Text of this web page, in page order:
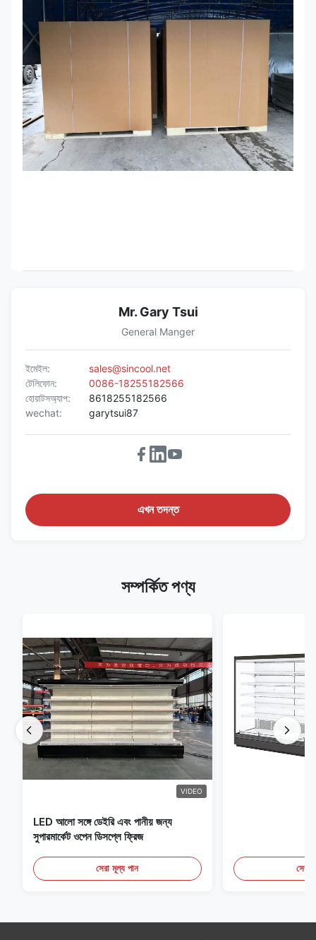
Mr. Gary Tsui
General Manger
ইমেইল:
sales@sincool.net
টেলিফোন:
0086-18255182566
হোয়াটসঅ্যাপ:
8618255182566
wechat:
garytsui87
এখন তদন্ত
সম্পর্কিত পণ্য
VIDEO
LED আলো সঙ্গে ডেইরি এবং পানীয় জন্য
সুপারমার্কেট ওপেন ডিসপ্লে ফ্রিজ
সেরা মূল্য পান সেরা